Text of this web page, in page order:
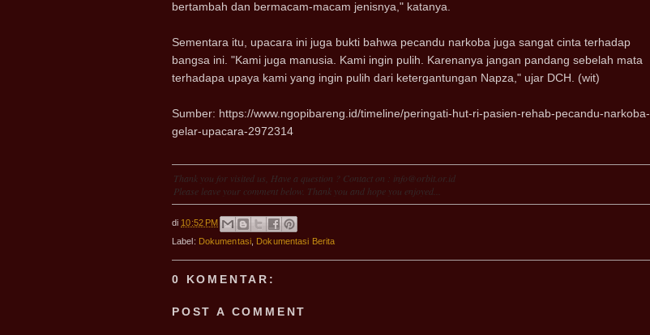
bertambah dan bermacam-macam jenisnya," katanya.
Sementara itu, upacara ini juga bukti bahwa pecandu narkoba juga sangat cinta terhadap
bangsa ini. "Kami juga manusia. Kami ingin pulih. Karenanya jangan pandang sebelah mata
terhadapa upaya kami yang ingin pulih dari ketergantungan Napza," ujar DCH. (wit)
Sumber: https://www.ngopibareng.id/timeline/peringati-hut-ri-pasien-rehab-pecandu-narkoba-
gelar-upacara-2972314
Thank you for visited us, Have a question ? Contact on : info@orbit.or.id
Please leave your comment below. Thank you and hope you enjoyed...
di 10:52 PM
Label: Dokumentasi Dokumentasi Berita
0 KOMENTAR:
POST A COMMENT